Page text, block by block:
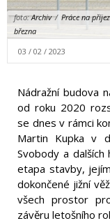
foto:Archiv / Práce na
března
03 / 02 / 2023
Nádražní budova
od roku 2020
se dnes v rámci
Martin Kupka v
Svobody a
etapa stavby,
dokončené jižní
všech prostor
závěru letošního